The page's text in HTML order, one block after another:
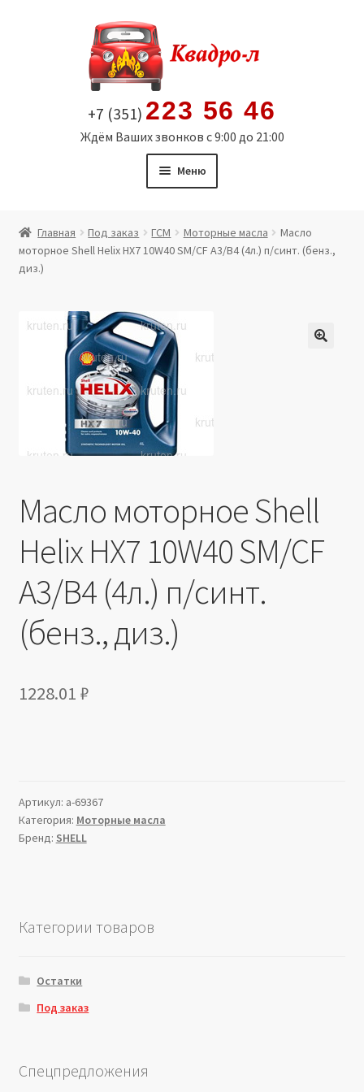
содержимому
+7 (351) 223 56 46
Ждём Ваших звонков с 9:00 до 21:00
Меню
Витрина
Политика в отношении обработки персональных
Производители
Юридические данные
Главная Под заказ ГСМ Моторные масла
Масло
моторное Shell Helix HX7 10W40 SM/CF A3/B4 (4л.) п/синт. (бенз.,
диз.)
Масло моторное Shell
Helix HX7 10W40 SM/CF
A3/B4 (4л.) п/синт.
(бенз., диз.)
1228.01 ₽
Артикул: a-69367
Категория: Моторные масла
Бренд: SHELL
Категории товаров
Остатки
Под заказ
Спецпредложения